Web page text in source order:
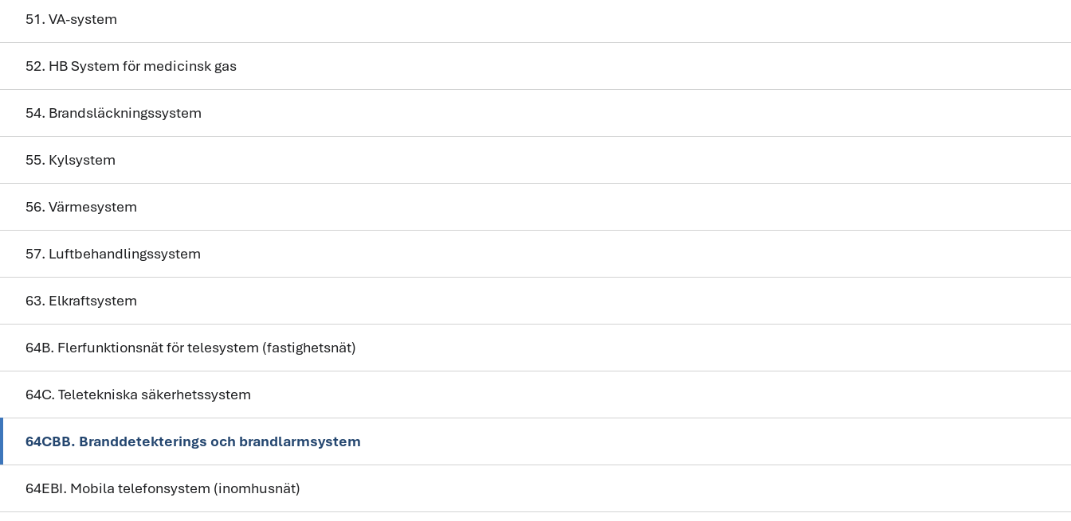
51. VA-system
52. HB System för medicinsk gas
54. Brandsläckningssystem
55. Kylsystem
56. Värmesystem
57. Luftbehandlingssystem
63. Elkraftsystem
64B. Flerfunktionsnät för telesystem (fastighetsnät)
64C. Teletekniska säkerhetssystem
64CBB. Branddetekterings och brandlarmsystem
64EBI. Mobila telefonsystem (inomhusnät)